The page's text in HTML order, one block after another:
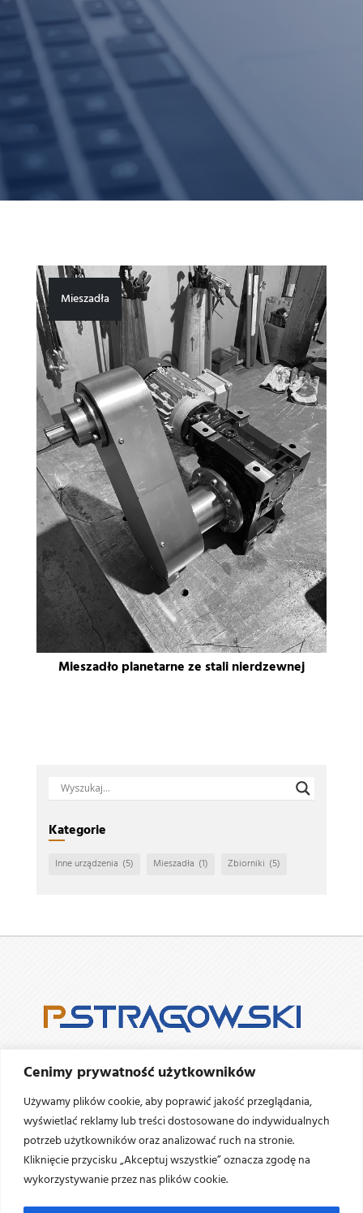
Cenimy prywatność użytkowników
Używamy plików cookie, aby poprawić jakość przeglądania,
wyświetlać reklamy lub treści dostosowane do indywidualnych
potrzeb użytkowników oraz analizować ruch na stronie.
Kliknięcie przycisku „Akceptuj wszystkie” oznacza zgodę na
wykorzystywanie przez nas plików cookie.
Mieszadło planetarne ze stali nierdzewnej
Mieszadła
Kategorie
Inne urządzenia (5) Mieszadła (1) Zbiorniki (5)
Firma Pstrągowskiistnieje w Ostrołęce od 2009 roku.
zbiorników zestali szlachetnej (nierdzewnej,
kwasoodpornej oraz ich pochodnych)wykorzystywanej
w przemyśle spożywczym, chemicznym i przetwórczym.
 ZADZWOŃ  NAPISZ